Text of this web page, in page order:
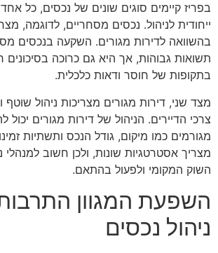
בפריז קיימים סוגים שונים של נכסים, כל
ייחודית לניהול. נכסים מסחריים, לדוגמה,
בהשוואה לדירות מגורים. השקעה בנכסים
תשואות גבוהות, אך היא גם כרוכה בסיכונים
בתקופות של חוסר ודאות כלכלית.
מצד שני, דירות מגורים מצריכות ניהול
צרכי הדיירים. הניהול של דירות מגורים יכול
מגורמים כמו מיקום, גודל הנכס ותשתיות
מצריך אסטרטגיות שונות, ולכן חשוב
השוק המקומי ולפעול בהתאם.
השפעת המגוון
ניהול נכסים